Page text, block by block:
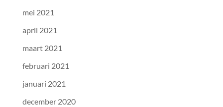
mei 2021
april 2021
maart 2021
februari 2021
januari 2021
december 2020